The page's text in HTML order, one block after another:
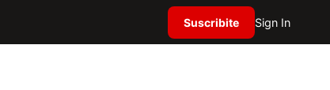
Suscribite Sign In